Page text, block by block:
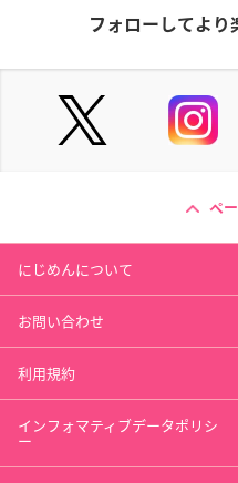
フォローしてより
ペ
にじめんについて
お問い合わせ
利用規約
インフォマティブデータポリシ
ー